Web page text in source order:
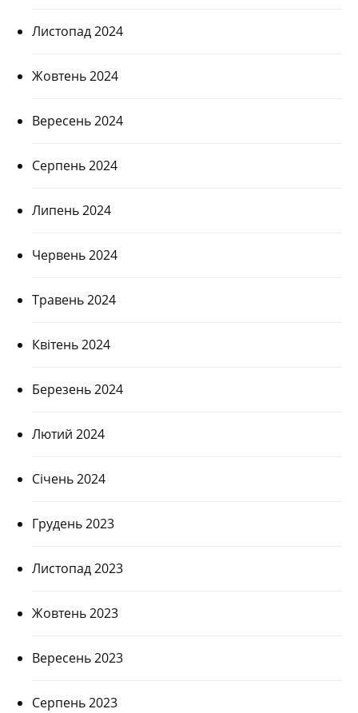
Листопад 2024
Жовтень 2024
Вересень 2024
Серпень 2024
Липень 2024
Червень 2024
Травень 2024
Квітень 2024
Березень 2024
Лютий 2024
Січень 2024
Грудень 2023
Листопад 2023
Жовтень 2023
Вересень 2023
Серпень 2023